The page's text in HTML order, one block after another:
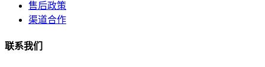
售后政策
渠道合作
联系我们